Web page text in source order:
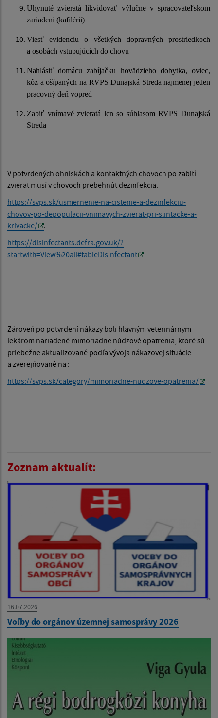
Uhynuté zvieratá likvidovať výlučne v spracovateľskom
zariadení (kafilérii)
Viesť evidenciu o všetkých dopravných prostriedkoch
a osobách vstupujúcich do chovu
Nahlásiť domácu zabíjačku hovädzieho dobytka, oviec,
kôz a ošípaných na RVPS Dunajská Streda najmenej jeden
pracovný deň vopred
Zabiť vnímavé zvieratá len so súhlasom RVPS Dunajská
Streda
V potvrdených ohniskách a kontaktných chovoch po zabití
zvierat musí v chovoch prebehnúť dezinfekcia.
https://svps.sk/usmernenie-na-cistenie-a-dezinfekciu-
chovov-po-depopulacii-vnimavych-zvierat-pri-slintacke-a-
krivacke/
.
https://disinfectants.defra.gov.uk/?
startwith=View%20all#tableDisinfectant
Zároveň po potvrdení nákazy boli hlavným veterinárnym
lekárom nariadené mimoriadne núdzové opatrenia, ktoré sú
priebežne aktualizované podľa vývoja nákazovej situácie
a zverejňované na :
https://svps.sk/category/mimoriadne-nudzove-opatrenia/
Zoznam aktualít:
16.07.2026
Voľby do orgánov územnej samosprávy 2026